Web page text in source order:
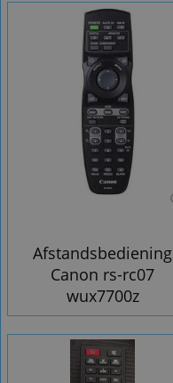
Afstandsbediening
Canon rs-rc07
wux7700z